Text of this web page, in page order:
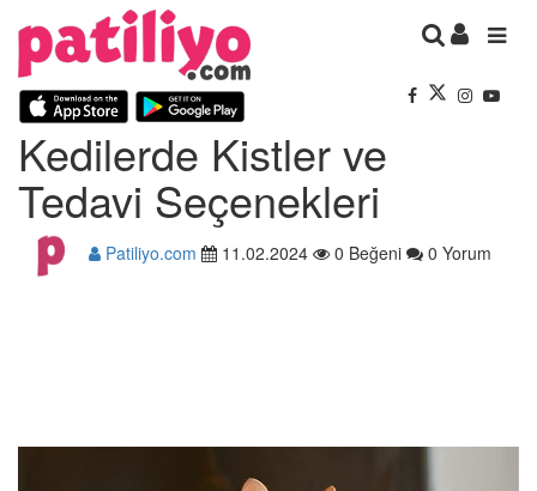
Kedilerde Kistler ve
Tedavi Seçenekleri
Patiliyo.com 11.02.2024 0 Beğeni 0 Yorum